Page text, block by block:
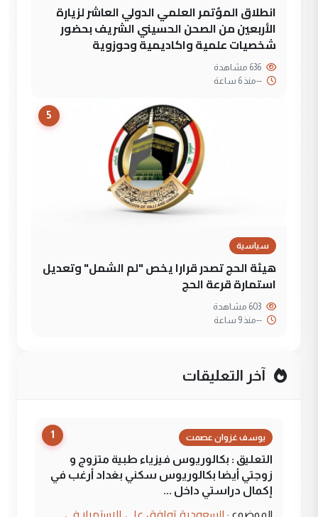
انطلاق المؤتمر العلمي الدولي العاشر لزيارة
الأربعين من الصحن الحسيني الشريف بحضور
شخصيات علمية واكاديمية وحوزوية
--منذ 6 ساعة
5
سياسية
هيئة الحج تصدر قرارا يخص "لم الشمل" وتعديل
استمارة قرعة الحج
--منذ 9 ساعة
آخر التعليقات
1 يوسف غزوان عصمت
التعليق : بكالوريوس فيزياء طبية متزوج و
زوجتي أيضا بكالوريوس سكني بغداد أرغب في
إكمال دراستي داخل ...
الموضوع :